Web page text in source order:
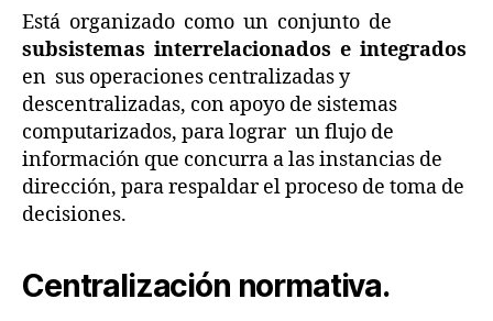
Está organizado como un conjunto de
subsistemas interrelacionados e integrados
en sus operaciones centralizadas y
descentralizadas, con apoyo de sistemas
computarizados, para lograr un flujo de
información que concurra a las instancias de
dirección, para respaldar el proceso de toma de
decisiones.
Centralización normativa.
r
a
In
t
e
g
r
a
d
o
n